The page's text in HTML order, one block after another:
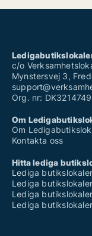
c/o
Mynstersvej 3,
Org. nr:
Om
Om
Kontakta oss
Hitta lediga
Lediga
Lediga
Lediga
Lediga